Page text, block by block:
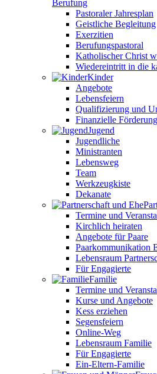
Berufung
Pastoraler Jahresplan
Geistliche Begleitung
Exerzitien
Berufungspastoral
Katholischer Christ
Wiedereintritt in die
Kinder
Angebote
Lebensfeiern
Qualifizierung und
Finanzielle
Jugend
Jugendliche
Ministranten
Lebensweg
Team
Werkzeugkiste
Dekanate
Termine und
Kirchlich heiraten
Angebote für Paare
Paarkommunikation
Lebensraum
Für Engagierte
Familie
Termine und
Kurse und Angebote
Kess erziehen
Segensfeiern
Online-Weg
Lebensraum Familie
Für Engagierte
Ein-Eltern-Familie